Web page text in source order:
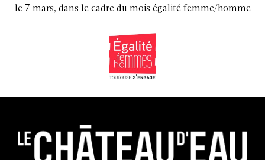
le 7 mars, dans le cadre du mois égalité femme/homme